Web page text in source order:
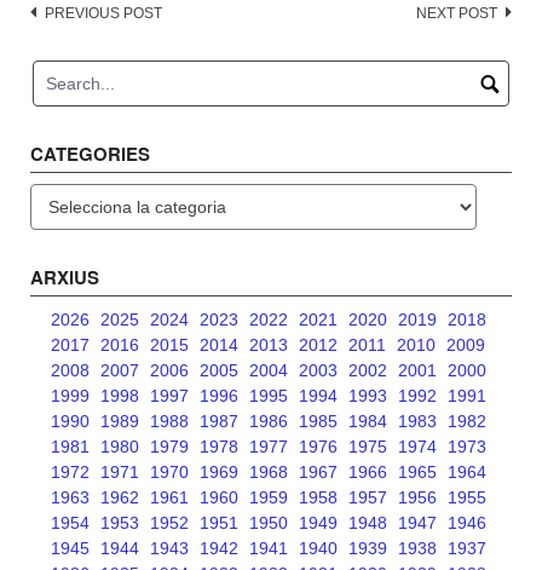
Post
PREVIOUS POST NEXT POST
CATEGORIES
ARXIUS
2026 2025 2024 2023 2022 2021 2020 2019
2018
2017
2016 2015 2014 2013 2012 2011 2010
2009
2008
2007 2006 2005 2004 2003 2002 2001
2000
1999
1998 1997 1996 1995 1994 1993 1992
1991
1990
1989 1988 1987 1986 1985 1984 1983
1982
1981
1980 1979 1978 1977 1976 1975 1974
1973
1972
1971 1970 1969 1968 1967 1966 1965
1964
1963
1962 1961 1960 1959 1958 1957 1956
1955
1954
1953 1952 1951 1950 1949 1948 1947
1946
1945
1944 1943 1942 1941 1940 1939 1938
1937